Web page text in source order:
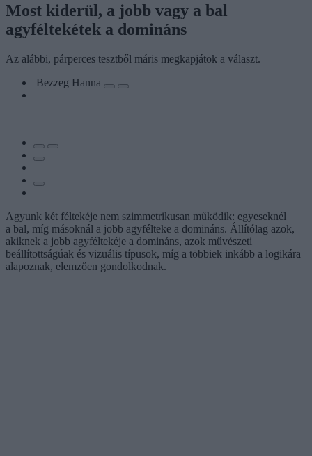
Most kiderül, a jobb vagy a bal
agyféltekétek a domináns
Az alábbi, párperces tesztből máris megkapjátok a választ.
Bezzeg Hanna
Agyunk két féltekéje nem szimmetrikusan működik: egyeseknél
a bal, míg másoknál a jobb agyfélteke a domináns. Állítólag azok,
akiknek a jobb agyféltekéje a domináns, azok művészeti
beállítottságúak és vizuális típusok, míg a többiek inkább a logikára
alapoznak, elemzően gondolkodnak.